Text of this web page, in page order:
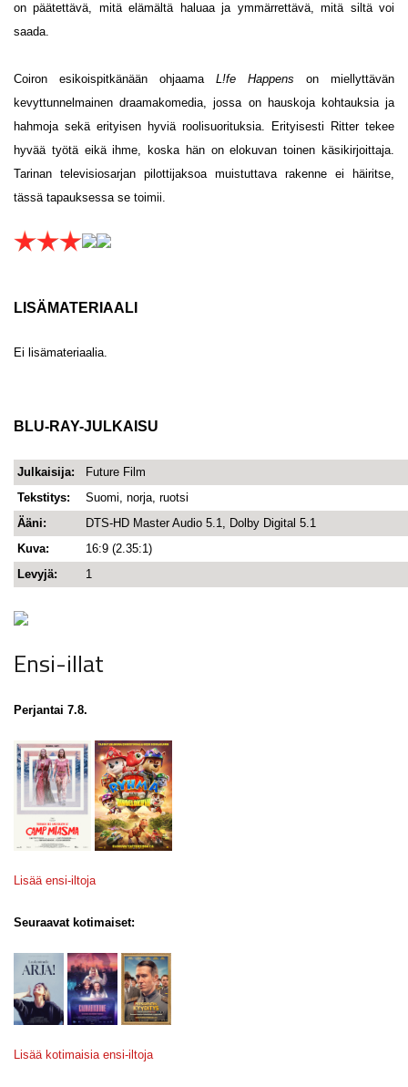
on päätettävä, mitä elämältä haluaa ja ymmärrettävä, mitä siltä voi
saada.
Coiron esikoispitkänään ohjaama L!fe Happens on miellyttävän
kevyttunnelmainen draamakomedia, jossa on hauskoja kohtauksia ja
hahmoja sekä erityisen hyviä roolisuorituksia. Erityisesti Ritter tekee
hyvää työtä eikä ihme, koska hän on elokuvan toinen käsikirjoittaja.
Tarinan televisiosarjan pilottijaksoa muistuttava rakenne ei häiritse,
tässä tapauksessa se toimii.
LISÄMATERIAALI
Ei lisämateriaalia.
BLU-RAY-JULKAISU
Julkaisija:
Future Film
Tekstitys:
Suomi, norja, ruotsi
Ääni:
DTS-HD Master Audio 5.1, Dolby Digital 5.1
Kuva:
16:9 (2.35:1)
Levyjä:
1
Ensi-illat
Perjantai 7.8.
Lisää ensi-iltoja
Seuraavat kotimaiset:
Lisää kotimaisia ensi-iltoja